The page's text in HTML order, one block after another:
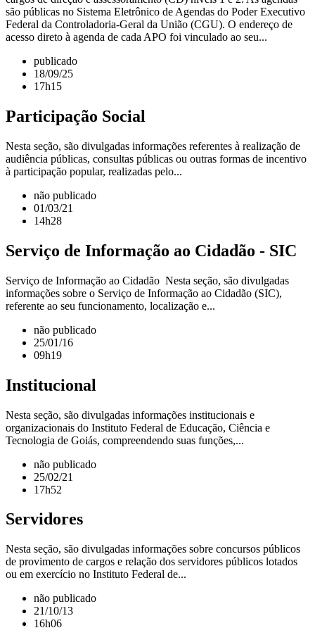
são públicas no Sistema Eletrônico de Agendas do Poder Executivo
Federal da Controladoria-Geral da União (CGU). O endereço de
acesso direto à agenda de cada APO foi vinculado ao seu...
publicado
18/09/25
17h15
Participação Social
Nesta seção, são divulgadas informações referentes à realização de
audiência públicas, consultas públicas ou outras formas de incentivo
à participação popular, realizadas pelo...
não publicado
01/03/21
14h28
Serviço de Informação ao Cidadão - SIC
Serviço de Informação ao Cidadão Nesta seção, são divulgadas
informações sobre o Serviço de Informação ao Cidadão (SIC),
referente ao seu funcionamento, localização e...
não publicado
25/01/16
09h19
Institucional
Nesta seção, são divulgadas informações institucionais e
organizacionais do Instituto Federal de Educação, Ciência e
Tecnologia de Goiás, compreendendo suas funções,...
não publicado
25/02/21
17h52
Servidores
Nesta seção, são divulgadas informações sobre concursos públicos
de provimento de cargos e relação dos servidores públicos lotados
ou em exercício no Instituto Federal de...
não publicado
21/10/13
16h06